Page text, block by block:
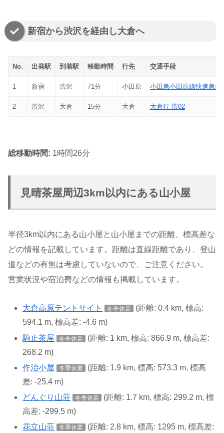
新宿から渋沢を経由し大倉へ
No. 出発駅 到着駅 移動時間 行先 交通手段
1 新宿 渋沢 71分 小田原 小田急小田原線快速急行
2 渋沢 大倉 15分 大倉 大倉行 渋02
総移動時間: 1時間26分
見晴茶屋周辺3km以内にある山小屋
半径3km以内にある山小屋と山小屋までの距離、標高差な
どの情報を記載しています。距離は直線距離であり、登山
道などの有無は考慮していないので、ご注意ください。
営業状況や宿泊費などの情報も掲載しています。
大倉高原テントサイト 冬季休業
(距離: 0.4 km, 標高:
594.1 m, 標高差: -4.6 m)
駒止茶屋
冬季休業
(距離: 1 km, 標高: 866.9 m, 標高差:
268.2 m)
作治小屋
冬季休業
(距離: 1.9 km, 標高: 573.3 m, 標高
差: -25.4 m)
どんぐり山荘
冬季休業
(距離: 1.7 km, 標高: 299.2 m, 標
高差: -299.5 m)
花立山荘
冬季休業
(距離: 2.8 km, 標高: 1295 m, 標高差: